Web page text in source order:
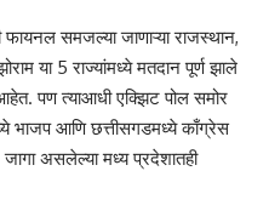
फायनल समजल्या जाणाऱ्या राजस्थान,
या 5 राज्यांमध्ये मतदान पूर्ण झाले
पण त्याआधी एक्झिट पोल समोर
भाजप आणि छत्तीसगडमध्ये काँग्रेस
असलेल्या मध्य प्रदेशातही